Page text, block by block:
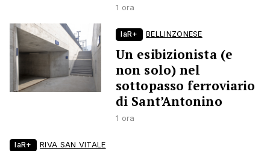
1 ora
laR+ BELLINZONESE
Un esibizionista (e
non solo) nel
sottopasso ferroviario
di Sant’Antonino
1 ora
laR+ RIVA SAN VITALE